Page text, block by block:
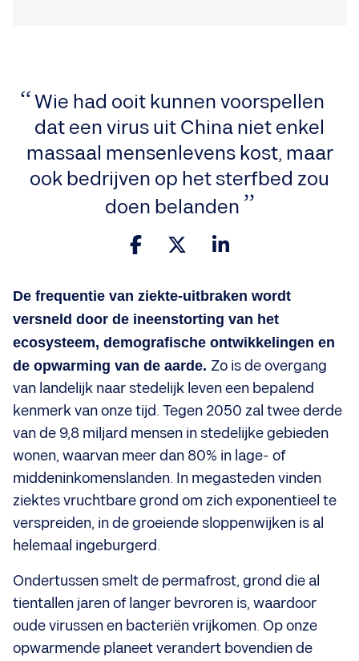
Wie had ooit kunnen voorspellen
dat een virus uit China niet enkel
massaal mensenlevens kost, maar
ook bedrijven op het sterfbed zou
doen belanden
De frequentie van ziekte-uitbraken wordt
versneld door de ineenstorting van het
ecosysteem, demografische ontwikkelingen en
de opwarming van de aarde. Zo is de overgang
van landelijk naar stedelijk leven een bepalend
kenmerk van onze tijd. Tegen 2050 zal twee derde
van de 9,8 miljard mensen in stedelijke gebieden
wonen, waarvan meer dan 80% in lage- of
middeninkomenslanden. In megasteden vinden
ziektes vruchtbare grond om zich exponentieel te
verspreiden, in de groeiende sloppenwijken is al
helemaal ingeburgerd.
Ondertussen smelt de permafrost, grond die al
tientallen jaren of langer bevroren is, waardoor
oude virussen en bacteriën vrijkomen. Op onze
opwarmende planeet verandert bovendien de